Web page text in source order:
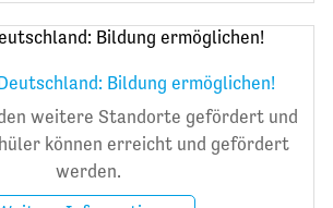
Bildung ermöglichen!
weitere Standorte gefördert und
können erreicht und gefördert
werden.